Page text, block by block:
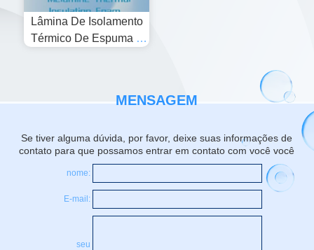
Lâmina De Isolamento
Térmico De Espuma D
MENSAGEM
Se tiver alguma dúvida, por favor, deixe suas informações de
contato para que possamos entrar em contato com você você
nome:
E-mail:
seu